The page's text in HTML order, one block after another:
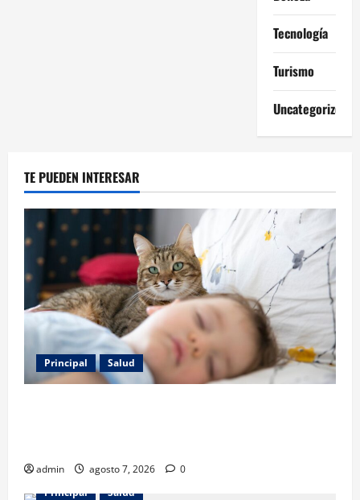
Tecnología
Turismo
Uncategorized
TE PUEDEN INTERESAR
Principal Salud
admin agosto 7, 2026
0
Principal
Salud